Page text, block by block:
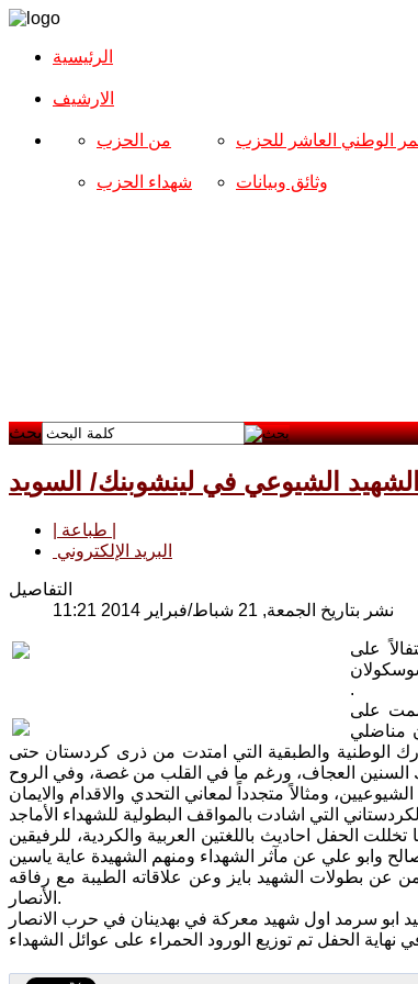
الرئيسية
الارشیف
من الحزب
شهداء الحزب
الوطني العاشر للحزب
وثائق وبيانات
بحث
الشهيد الشيوعي في لينشوبنك/ السويد
البريد الإلكتروني
التفاصيل
نشر بتاريخ الجمعة, 21 شباط/فبراير 2014 11:21
على
مدرسة بيونشوسكولان
.
صمت على
مناضلي
الوطنية والطبقية التي امتدت من ذرى كردستان حتى
السنين العجاف، ورغم ما في القلب من غصة، وفي الروح
ومثالاً متجدداً لمعاني التحدي والاقدام والايمان
الحفل احاديث باللغتين العربية والكردية، للرفيقين
عن بطولات الشهيد بايز وعن علاقاته الطيبة مع رفاقه
الأنصار.
نهاية الحفل تم توزيع الورود الحمراء على عوائل الشهداء